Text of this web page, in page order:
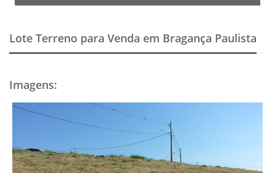
Lote Terreno para Venda em Bragança Paulista
Imagens: